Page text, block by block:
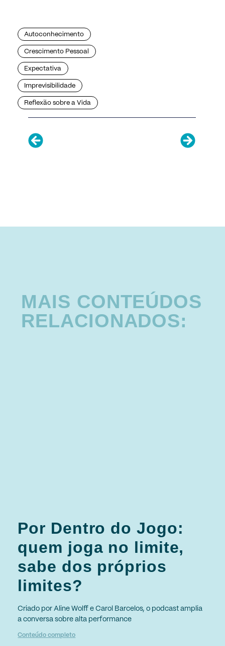
Autoconhecimento
Crescimento Pessoal
Expectativa
Imprevisibilidade
Reflexão sobre a Vida
MAIS CONTEÚDOS
RELACIONADOS:
Por Dentro do Jogo:
quem joga no limite,
sabe dos próprios
limites?
Criado por Aline Wolff e Carol Barcelos, o podcast amplia
a conversa sobre alta performance
Conteúdo completo